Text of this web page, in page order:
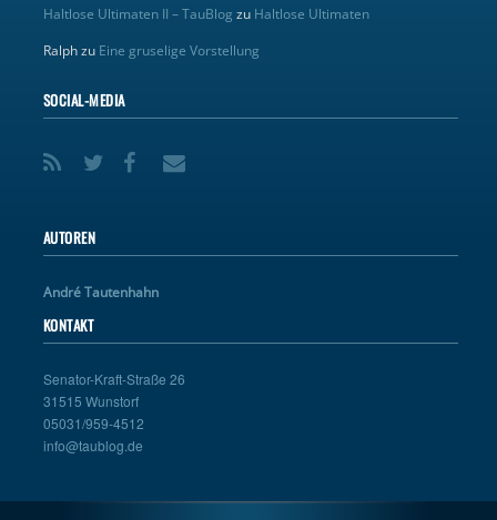
Haltlose Ultimaten II – TauBlog zu Haltlose Ultimaten
Ralphzu Eine gruselige Vorstellung
SOCIAL-MEDIA
AUTOREN
André Tautenhahn
KONTAKT
Senator-Kraft-Straße 26
31515 Wunstorf
05031/959-4512
info@taublog.de